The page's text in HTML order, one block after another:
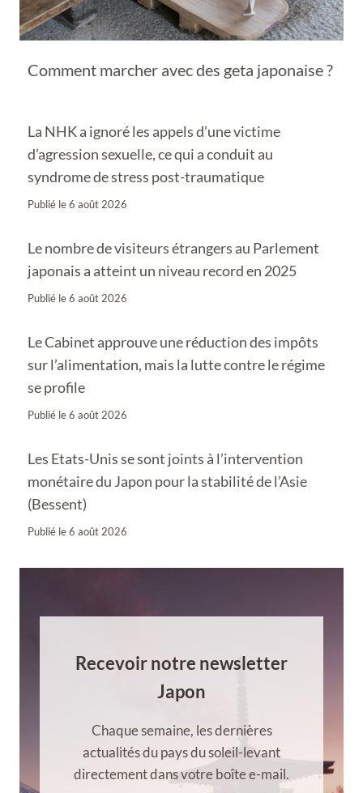
Comment marcher avec des geta japonaise ?
La NHK a ignoré les appels d’une victime
d’agression sexuelle, ce qui a conduit au
syndrome de stress post-traumatique
Publié le6 août 2026
Le nombre de visiteurs étrangers au Parlement
japonais a atteint un niveau record en 2025
Publié le6 août 2026
Le Cabinet approuve une réduction des impôts
sur l’alimentation, mais la lutte contre le régime
se profile
Publié le6 août 2026
Les Etats-Unis se sont joints à l’intervention
monétaire du Japon pour la stabilité de l’Asie
(Bessent)
Publié le6 août 2026
Recevoir notre newsletter
Japon
Chaque semaine, les dernières
actualités du pays du soleil-levant
directement dans votre boîte e-mail.